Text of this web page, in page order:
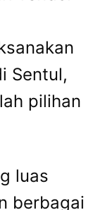
Sentul,
pilihan
luas
berbagai